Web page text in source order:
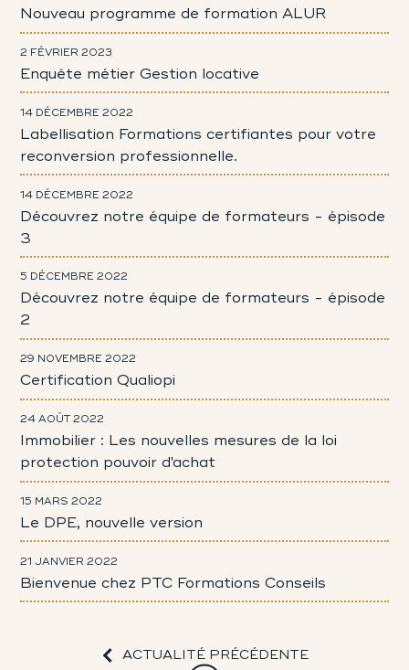
Nouveau programme de formation ALUR
2 FÉVRIER 2023
Enquête métier Gestion locative
14 DÉCEMBRE 2022
Labellisation Formations certifiantes pour votre
reconversion professionnelle.
14 DÉCEMBRE 2022
Découvrez notre équipe de formateurs - épisode
3
5 DÉCEMBRE 2022
Découvrez notre équipe de formateurs - épisode
2
29 NOVEMBRE 2022
Certification Qualiopi
24 AOÛT 2022
Immobilier : Les nouvelles mesures de la loi
protection pouvoir d'achat
15 MARS 2022
Le DPE, nouvelle version
21 JANVIER 2022
Bienvenue chez PTC Formations Conseils
ACTUALITÉ PRÉCÉDENTE